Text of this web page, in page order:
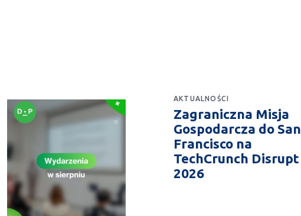
AKTUALNOŚCI
Zagraniczna Misja
Gospodarcza do San
Francisco na
TechCrunch Disrupt
2026